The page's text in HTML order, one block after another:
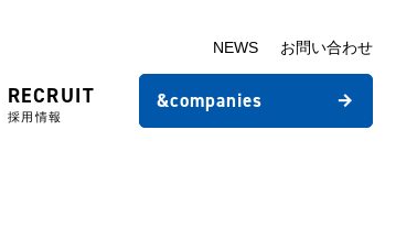
NEWS お問い合わせ
RECRUIT
採用情報
&companies